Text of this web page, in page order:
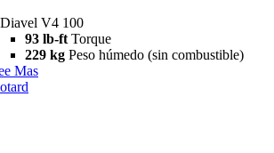
V4 100
93 lb-ft Torque
229 kg Peso húmedo (sin combustible)
Mas